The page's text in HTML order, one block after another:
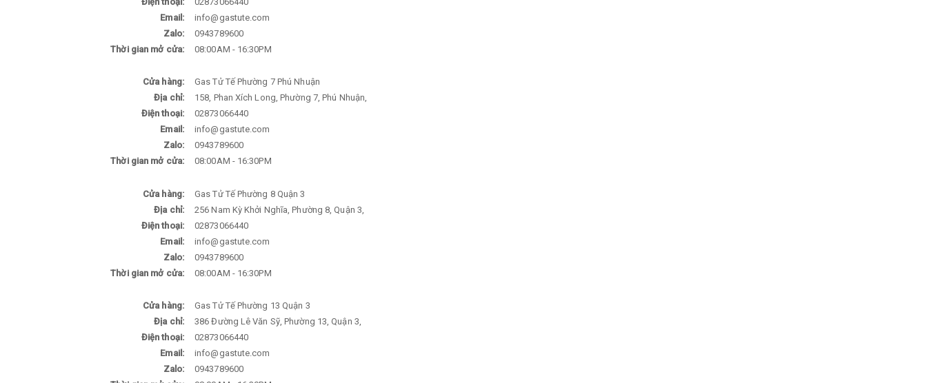
Email:
info@gastute.com
Zalo:
0943789600
Thời gian mở cửa:
08:00AM - 16:30PM
Cửa hàng:
Gas Tử Tế Phường 7 Phú Nhuận
Địa chỉ:
158, Phan Xích Long, Phường 7, Phú Nhuận,
Điện thoại:
02873066440
Email:
info@gastute.com
Zalo:
0943789600
Thời gian mở cửa:
08:00AM - 16:30PM
Cửa hàng:
Gas Tử Tế Phường 8 Quận 3
Địa chỉ:
256 Nam Kỳ Khởi Nghĩa, Phường 8, Quận 3,
Điện thoại:
02873066440
Email:
info@gastute.com
Zalo:
0943789600
Thời gian mở cửa:
08:00AM - 16:30PM
Cửa hàng:
Gas Tử Tế Phường 13 Quận 3
Địa chỉ:
386 Đường Lê Văn Sỹ, Phường 13, Quận 3,
Điện thoại:
02873066440
Email:
info@gastute.com
Zalo:
0943789600